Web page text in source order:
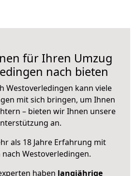
für Ihren Umzug
nach bieten
Westoverledingen kann viele
mit sich bringen, um Ihnen
– bieten wir Ihnen unsere
an.
als 18 Jahre Erfahrung mit
nach Westoverledingen.
haben langjährige